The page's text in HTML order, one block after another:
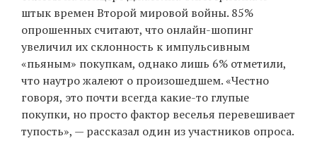
штык времен Второй мировой войны. 85%
опрошенных считают, что онлайн-шопинг
увеличил их склонность к импульсивным
«пьяным» покупкам, однако лишь 6% отметили,
что наутро жалеют о произошедшем. «Честно
говоря, это почти всегда какие-то глупые
покупки, но просто фактор веселья перевешивает
тупость», — рассказал один из участников опроса.